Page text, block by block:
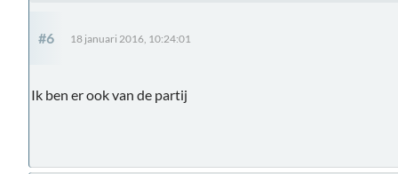
#6 18 januari 2016, 10:24:01
Ik ben er ook van de partij